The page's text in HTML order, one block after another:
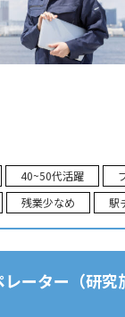
40~50代活躍
残業少なめ 駅
レーター（研